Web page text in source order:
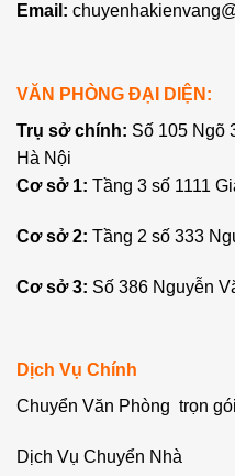
Email:
VĂN PHÒNG ĐẠI DIỆN:
Trụ sở chính: Số 105 Ngõ
Hà Nội
Cơ sở 1: Tầng 3 số 1111
Cơ sở 2: Tầng 2 số 333
Cơ sở 3: Số 386 Nguyễn
Dịch Vụ Chính
Chuyển Văn Phòng trọn gói
Dịch Vụ Chuyển Nhà